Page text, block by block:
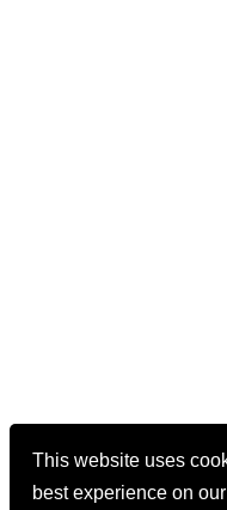
This website uses
best experience on